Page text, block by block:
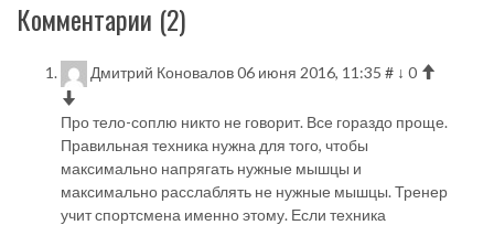
Комментарии (2)
Дмитрий Коновалов06 июня 2016, 11:35 # ↓ 0
Про тело-соплю никто не говорит. Все гораздо проще.
Правильная техника нужна для того, чтобы
максимально напрягать нужные мышцы и
максимально расслаблять не нужные мышцы. Тренер
учит спортсмена именно этому. Если техника